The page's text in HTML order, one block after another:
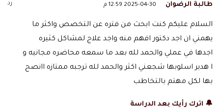
طالبة الرضوان 2025-04-30 12:59 م رد
السلام عليكم كنت ابحث من فتره عن التخصص واكثر ما
يهمني ان اجد دكتور افهم منه واجد علاج لمشاكل كثيره
اجدها في عملي والحمد لله بعد ما سمعه محاضره مجانيه و
ا هدير اسلوبها شجعني اكثر والحمد لله ترجبه ممتازه اانصح
بها لكل مهتم بالتخاطب
🔔 اترك رأيك بعد الدراسة